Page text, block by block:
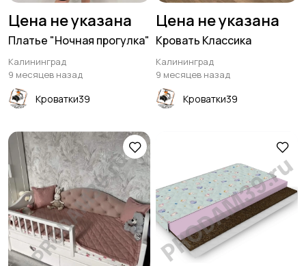
Цена не указана
Платье "Ночная прогулка"
Калининград
9 месяцев назад
Кроватки39
Цена не указана
Кровать Классика
Калининград
9 месяцев назад
Кроватки39